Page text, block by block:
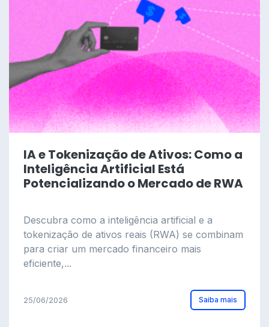
IA e Tokenização de Ativos: Como a
Inteligência Artificial Está
Potencializando o Mercado de RWA
Descubra como a inteligência artificial e a
tokenização de ativos reais (RWA) se combinam
para criar um mercado financeiro mais
eficiente,...
25/06/2026 Saiba mais